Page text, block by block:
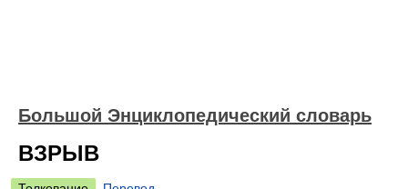
Большой Энциклопедический словарь
ВЗРЫВ